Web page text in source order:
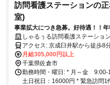
訪問看護ステーションの
室)
事業拡大につき急募。好待遇！！
い職場です。
しゃるぅる訪問看護ステーション
月給305,000円以上
千葉県佐倉市
勤務時間・曜日: * 月～金
土日祝日：16000円 * 緊急訪問